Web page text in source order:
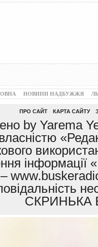
НОВИНИ НАДБУЖЖЯ
ПРО САЙТ КАРТА САЙТУ
by Yarema
інформації
–
СКРИНЬКА